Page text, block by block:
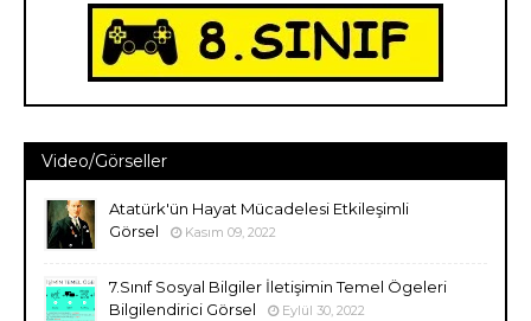
Video/Görseller
Atatürk'ün Hayat Mücadelesi Etkileşimli
Görsel
Kasım 09, 2022
7.Sınıf Sosyal Bilgiler İletişimin Temel Ögeleri
Bilgilendirici Görsel
Eylül 30, 2022